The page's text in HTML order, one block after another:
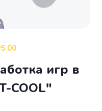
5.00
игр в
COOL"